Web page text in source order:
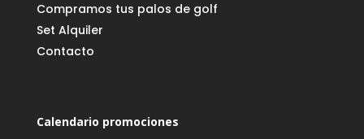
Compramos tus palos de golf
Set Alquiler
Contacto
Calendario promociones